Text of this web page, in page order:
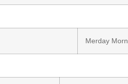
Merday Morn